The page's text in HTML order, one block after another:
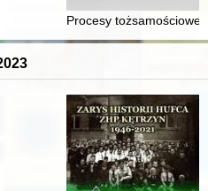
= Wanda
T. 3Procesy tożsamościowe